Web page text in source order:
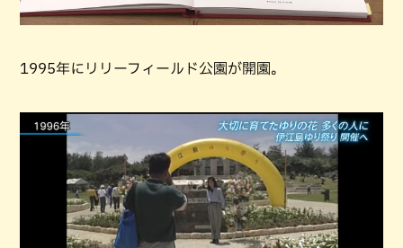
1995年にリリーフィールド公園が開園。